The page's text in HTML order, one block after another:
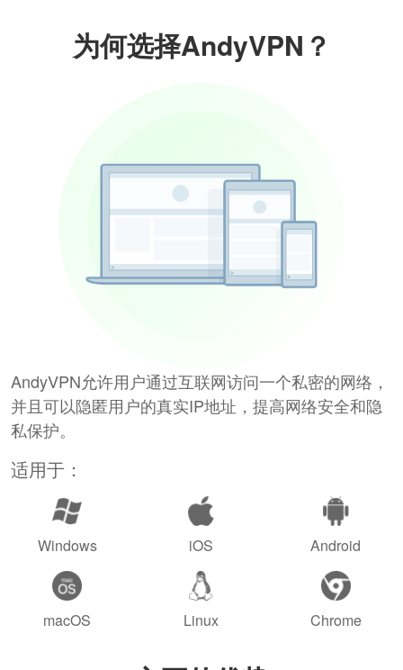
为何选择AndyVPN？
AndyVPN允许用户通过互联网访问一个私密的网络，
并且可以隐匿用户的真实IP地址，提高网络安全和隐
私保护。
适用于：
Windows iOS Android
macOS Linux Chrome